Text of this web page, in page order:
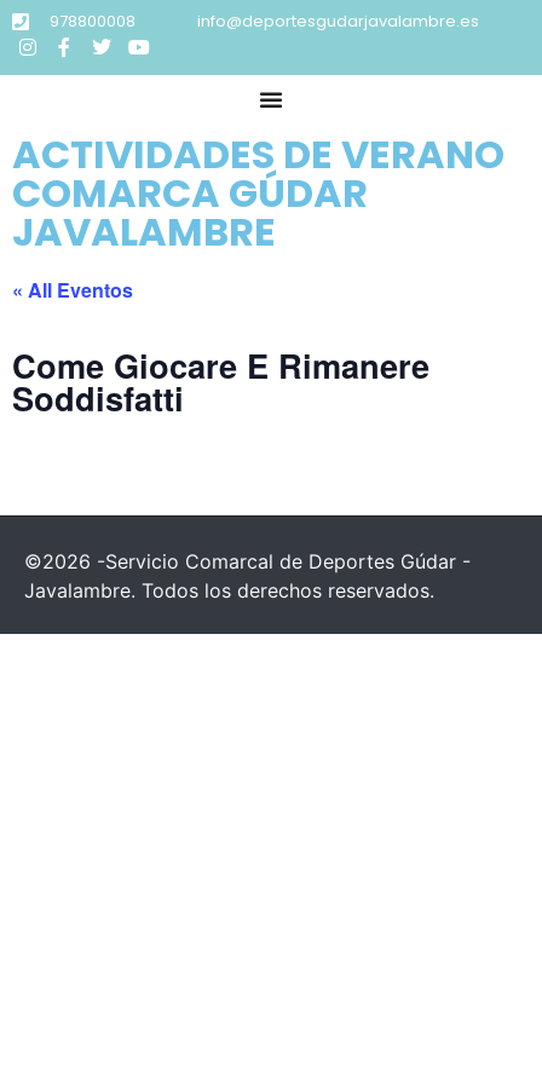
978800008 info@deportesgudarjavalambre.es
ACTIVIDADES DE VERANO
COMARCA GÚDAR
JAVALAMBRE
« All Eventos
Come Giocare E Rimanere
Soddisfatti
©2026 -Servicio Comarcal de Deportes Gúdar -
Javalambre. Todos los derechos reservados.